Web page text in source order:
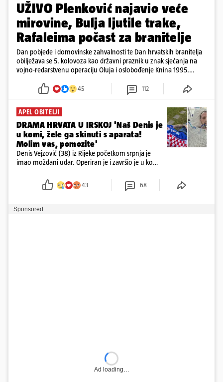
UŽIVO Plenković najavio veće
mirovine, Bulja ljutile trake,
Rafaleima počast za branitelje
Dan pobjede i domovinske zahvalnosti te Dan hrvatskih branitelja
obilježava se 5. kolovoza kao državni praznik u znak sjećanja na
vojno-redarstvenu operaciju Oluja i oslobođenje Knina 1995.
45 112
APEL OBITELJI
DRAMA HRVATA U IRSKOJ 'Naš Denis je
u komi, žele ga skinuti s aparata!
Molim vas, pomozite'
Denis Vejzović (38) iz Rijeke početkom srpnja je
imao moždani udar. Operiran je i završio je u komi.
tamošnji liječnici ne vjeruju u oporavak: 'Imamo
43 68
Sponsored
Ad loading…